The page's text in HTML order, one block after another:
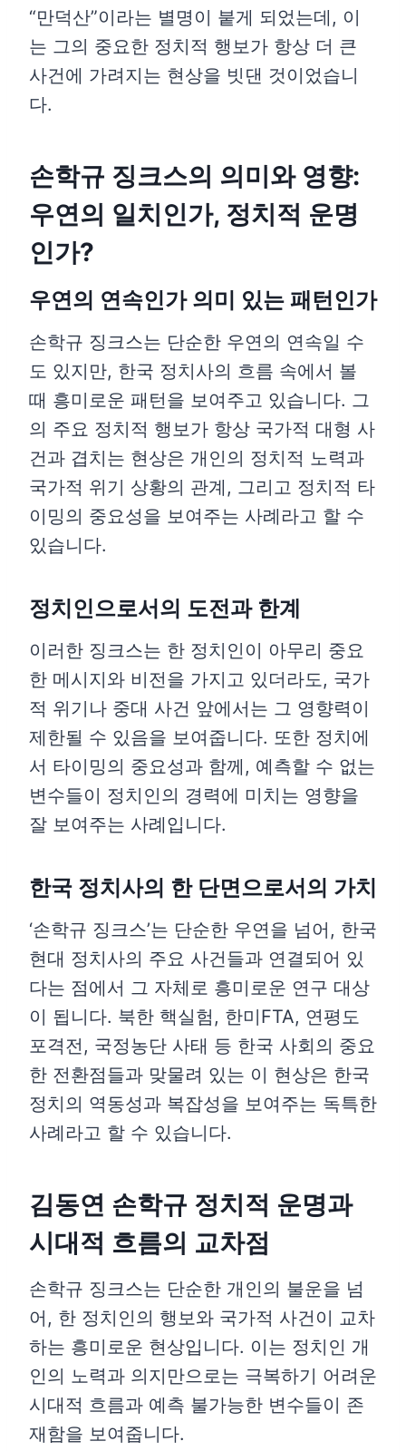
“만덕산”이라는 별명이 붙게 되었는데, 이
는 그의 중요한 정치적 행보가 항상 더 큰
사건에 가려지는 현상을 빗댄 것이었습니
다.
손학규 징크스의 의미와 영향:
우연의 일치인가, 정치적 운명
인가?
우연의 연속인가 의미 있는 패턴인가
손학규 징크스는 단순한 우연의 연속일 수
도 있지만, 한국 정치사의 흐름 속에서 볼
때 흥미로운 패턴을 보여주고 있습니다. 그
의 주요 정치적 행보가 항상 국가적 대형 사
건과 겹치는 현상은 개인의 정치적 노력과
국가적 위기 상황의 관계, 그리고 정치적 타
이밍의 중요성을 보여주는 사례라고 할 수
있습니다.
정치인으로서의 도전과 한계
이러한 징크스는 한 정치인이 아무리 중요
한 메시지와 비전을 가지고 있더라도, 국가
적 위기나 중대 사건 앞에서는 그 영향력이
제한될 수 있음을 보여줍니다. 또한 정치에
서 타이밍의 중요성과 함께, 예측할 수 없는
변수들이 정치인의 경력에 미치는 영향을
잘 보여주는 사례입니다.
한국 정치사의 한 단면으로서의 가치
‘손학규 징크스’는 단순한 우연을 넘어, 한국
현대 정치사의 주요 사건들과 연결되어 있
다는 점에서 그 자체로 흥미로운 연구 대상
이 됩니다. 북한 핵실험, 한미FTA, 연평도
포격전, 국정농단 사태 등 한국 사회의 중요
한 전환점들과 맞물려 있는 이 현상은 한국
정치의 역동성과 복잡성을 보여주는 독특한
사례라고 할 수 있습니다.
김동연 손학규 정치적 운명과
시대적 흐름의 교차점
손학규 징크스는 단순한 개인의 불운을 넘
어, 한 정치인의 행보와 국가적 사건이 교차
하는 흥미로운 현상입니다. 이는 정치인 개
인의 노력과 의지만으로는 극복하기 어려운
시대적 흐름과 예측 불가능한 변수들이 존
재함을 보여줍니다.